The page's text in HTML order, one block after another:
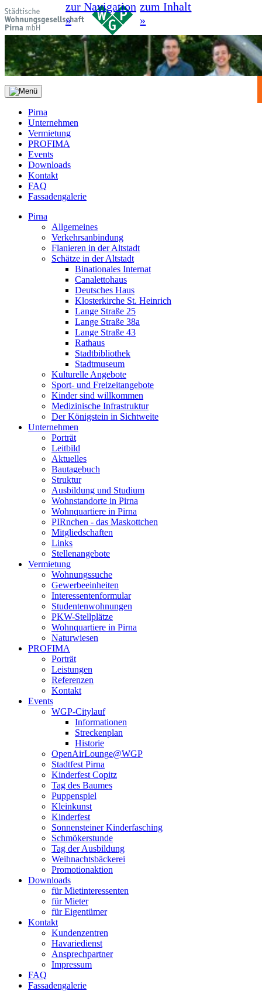
zur Navigation
»
zum Inhalt
»
Pirna
Unternehmen
Vermietung
PROFIMA
Events
Downloads
Kontakt
FAQ
Fassadengalerie
Pirna
Allgemeines
Verkehrsanbindung
Flanieren in der Altstadt
Schätze in der Altstadt
Binationales Internat
Canalettohaus
Deutsches Haus
Klosterkirche St. Heinrich
Lange Straße 25
Lange Straße 38a
Lange Straße 43
Rathaus
Stadtbibliothek
Stadtmuseum
Kulturelle Angebote
Sport- und Freizeitangebote
Kinder sind willkommen
Medizinische Infrastruktur
Der Königstein in Sichtweite
Unternehmen
Porträt
Leitbild
Aktuelles
Bautagebuch
Struktur
Ausbildung und Studium
Wohnstandorte in Pirna
Wohnquartiere in Pirna
PIRnchen - das Maskottchen
Mitgliedschaften
Links
Stellenangebote
Vermietung
Wohnungssuche
Gewerbeeinheiten
Interessentenformular
Studentenwohnungen
PKW-Stellplätze
Wohnquartiere in Pirna
Naturwiesen
PROFIMA
Porträt
Leistungen
Referenzen
Kontakt
Events
WGP-Citylauf
Informationen
Streckenplan
Historie
OpenAirLounge@WGP
Stadtfest Pirna
Kinderfest Copitz
Tag des Baumes
Puppenspiel
Kleinkunst
Kinderfest
Sonnensteiner Kinderfasching
Schmökerstunde
Tag der Ausbildung
Weihnachtsbäckerei
Promotionaktion
Downloads
für Mietinteressenten
für Mieter
für Eigentümer
Kontakt
Kundenzentren
Havariedienst
Ansprechpartner
Impressum
FAQ
Fassadengalerie